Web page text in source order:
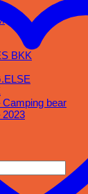
BKK
bear
2023